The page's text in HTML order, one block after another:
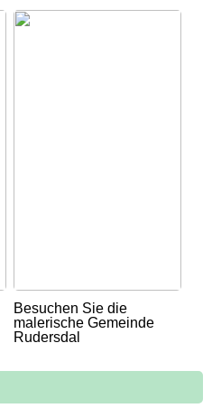
Besuchen Sie die
malerische Gemeinde
Rudersdal